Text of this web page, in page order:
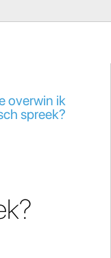
overwin ik
spreek?